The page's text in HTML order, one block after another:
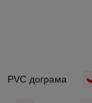
PVC дограма